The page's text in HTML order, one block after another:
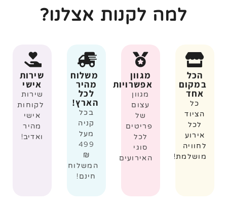
למה לקנות אצלנו?
הכל
במקום
אחד
כל
הציוד
לכל
אירוע
לחוויה
מושלמת!
מגוון
אפשרויות
מגוון
עצום
של
פריטים
לכל
סוגי
האירועים
משלוח
מהיר
לכל
הארץ!
בכל
קניה
מעל
499
₪
המשלוח
חינם!
שירות
אישי
שירות
לקוחות
אישי
מהיר
ואדיב!